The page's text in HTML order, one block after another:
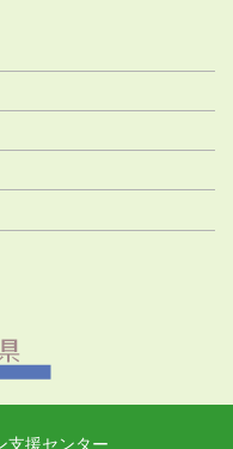
支援センター